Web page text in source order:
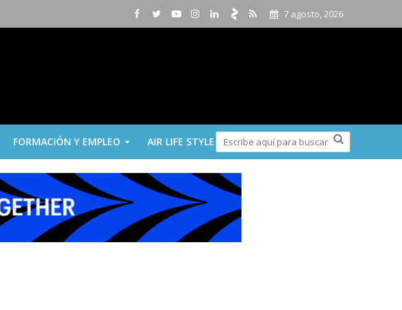
7 agosto, 2026
FORMACIÓN Y EMPLEO AIR LIFE STYLE